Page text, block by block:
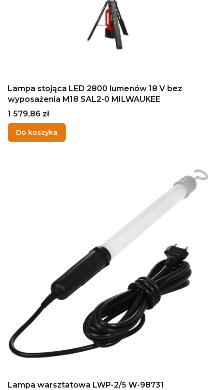
Lampa stojąca LED 2800 lumenów 18 V bez
wyposażenia M18 SAL2-0 MILWAUKEE
Cena
1 579,86 zł
Do koszyka
Lampa warsztatowa LWP-2/5 W-98731